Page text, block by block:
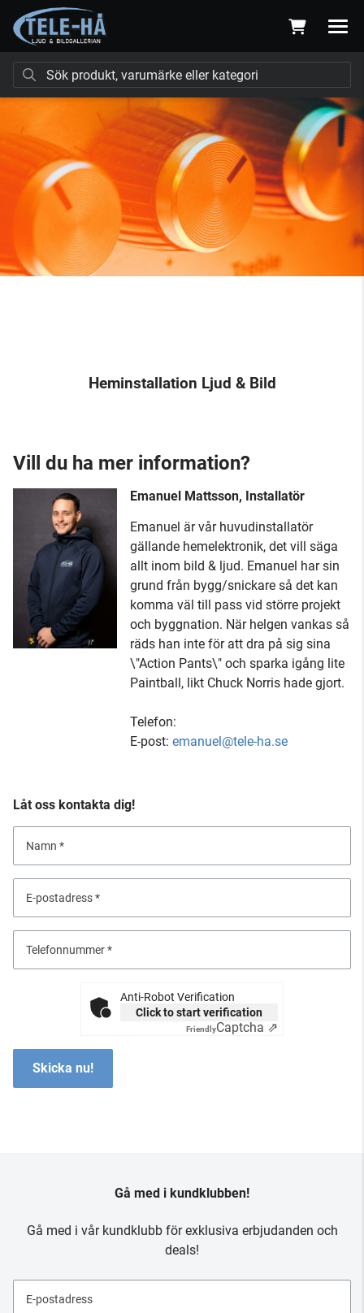
Heminstallation Ljud & Bild
Vill du ha mer information?
Emanuel Mattsson, Installatör
Emanuel är vår huvudinstallatör
gällande hemelektronik, det vill säga
allt inom bild & ljud. Emanuel har sin
grund från bygg/snickare så det kan
komma väl till pass vid större projekt
och byggnation. När helgen vankas så
räds han inte för att dra på sig sina
\"Action Pants\" och sparka igång lite
Paintball, likt Chuck Norris hade gjort.
Telefon:
E-post: emanuel@tele-ha.se
Låt oss kontakta dig!
Namn
E-postadress
Telefonnummer
Anti-Robot Verification
Click to start verification
FriendlyCaptcha ⇗
Skicka nu!
Gå med i kundklubben!
Gå med i vår kundklubb för exklusiva erbjudanden och
deals!
E-postadress